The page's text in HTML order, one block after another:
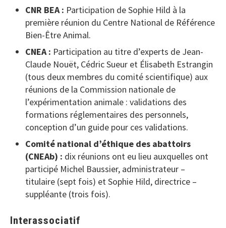
CNR BEA : Participation de Sophie Hild à la
première réunion du Centre National de Référence
Bien-Être Animal.
CNEA : Participation au titre d’experts de Jean-
Claude Nouët, Cédric Sueur et Élisabeth Estrangin
(tous deux membres du comité scientifique) aux
réunions de la Commission nationale de
l’expérimentation animale : validations des
formations réglementaires des personnels,
conception d’un guide pour ces validations.
Comité national d’éthique des abattoirs
(CNEAb) : dix réunions ont eu lieu auxquelles ont
participé Michel Baussier, administrateur –
titulaire (sept fois) et Sophie Hild, directrice –
suppléante (trois fois).
Interassociatif